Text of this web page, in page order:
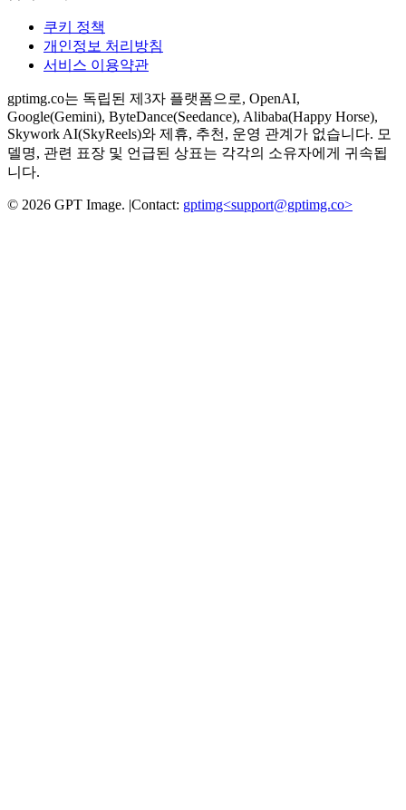
쿠키 정책
개인정보 처리방침
서비스 이용약관
gptimg.co는 독립된 제3자 플랫폼으로, OpenAI,
Google(Gemini), ByteDance(Seedance), Alibaba(Happy Horse),
Skywork AI(SkyReels)와 제휴, 추천, 운영 관계가 없습니다. 모
델명, 관련 표장 및 언급된 상표는 각각의 소유자에게 귀속됩
니다.
© 2026 GPT Image. |Contact: gptimg<support@gptimg.co>